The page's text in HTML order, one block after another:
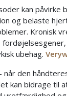
kan påvirke
og belaste
Kronisk
ubehag.
når den
kan bidrage til